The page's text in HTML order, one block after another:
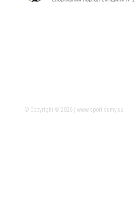
© Copyright © 2026 | www.sport.sumy.ua